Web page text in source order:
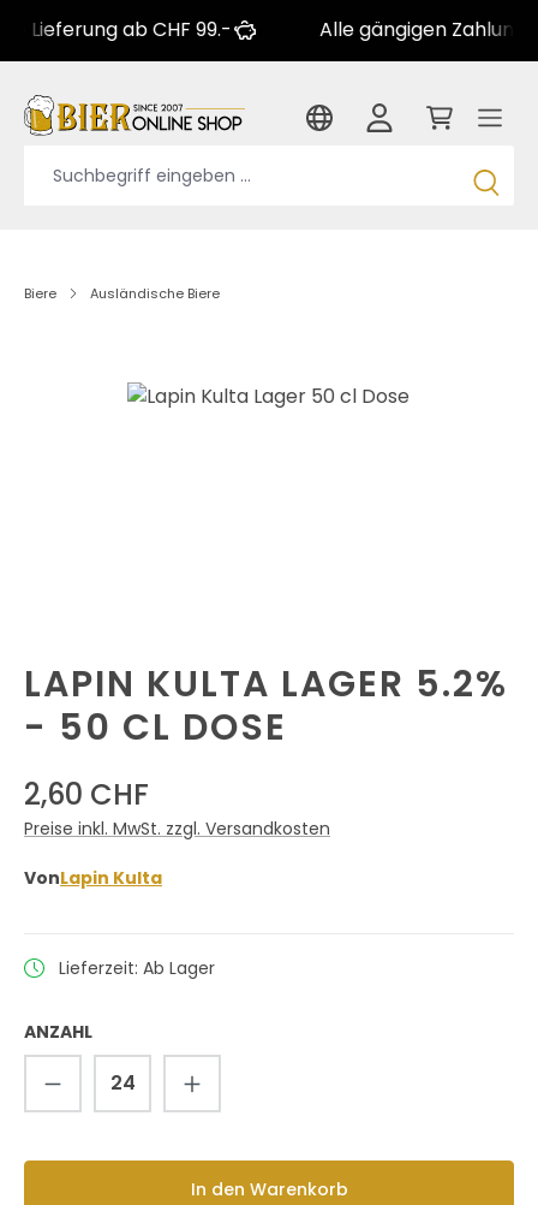
Lieferung ab CHF 99.- Alle gängigen
Biere Ausländische Biere
LAPIN KULTA LAGER 5.2%
- 50 CL DOSE
2,60 CHF
Preise inkl. MwSt. zzgl. Versandkosten
VonLapin Kulta
Lieferzeit: Ab Lager
ANZAHL
Produkt Anzahl: Gib den
In den Warenkorb